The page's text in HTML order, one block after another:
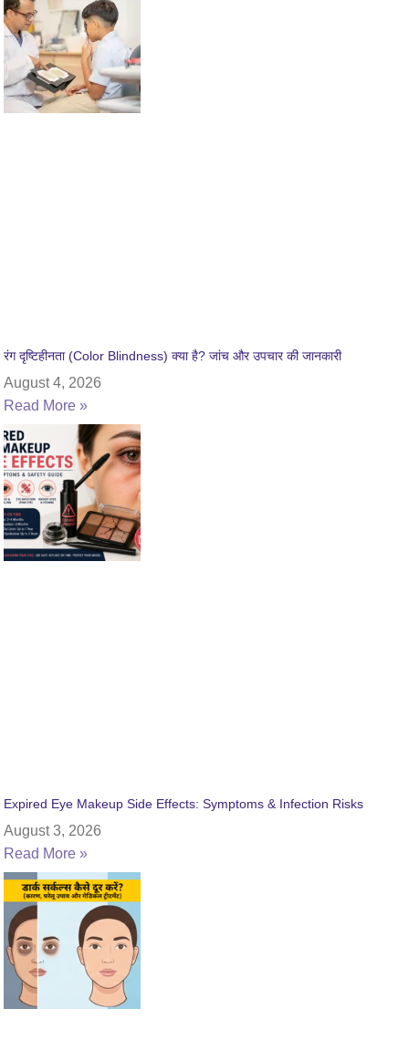
रंग दृष्टिहीनता (Color Blindness) क्या है? जांच और उपचार की जानकारी
August 4, 2026
Read More »
Expired Eye Makeup Side Effects: Symptoms & Infection Risks
August 3, 2026
Read More »